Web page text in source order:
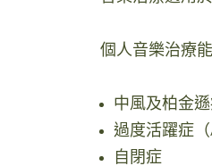
個人音樂治療
中風及柏金
過度活躍症（
自閉症